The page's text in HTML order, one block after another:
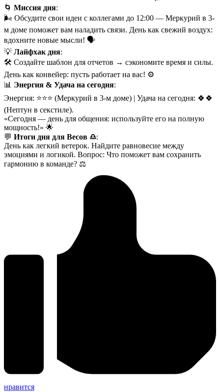
🌀 Миссия дня:
🌬️ Обсудите свои идеи с коллегами до 12:00 — Меркурий в 3-
м доме поможет вам наладить связи. День как свежий воздух:
вдохните новые мысли! 🗣️
💡 Лайфхак дня:
🛠️ Создайте шаблон для отчетов → сэкономите время и силы.
День как конвейер: пусть работает на вас! ⚙️
📊 Энергия & Удача на сегодня:
Энергия: ⭐⭐⭐ (Меркурий в 3-м доме) | Удача на сегодня: 🍀🍀
(Нептун в секстиле).
«Сегодня — день для общения: используйте его на полную
мощность!» 🌟
💬 Итоги дня для Весов ♎:
День как легкий ветерок. Найдите равновесие между
эмоциями и логикой. Вопрос: Что поможет вам сохранить
гармонию в команде? ⚖️
нравится